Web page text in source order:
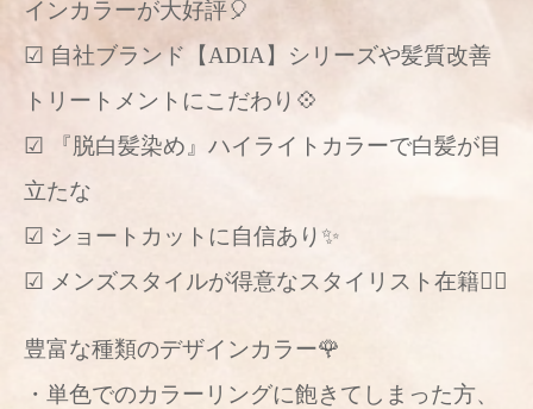
インカラーが大好評🎈
☑︎ 自社ブランド【ADIA】シリーズや髪質改善
トリートメントにこだわり💠
☑︎ 『脱白髪染め』ハイライトカラーで白髪が目
立たな
☑︎ ショートカットに自信あり✨
☑︎ メンズスタイルが得意なスタイリスト在籍🙆‍♂️
豊富な種類のデザインカラー🌹
・単色でのカラーリングに飽きてしまった方、